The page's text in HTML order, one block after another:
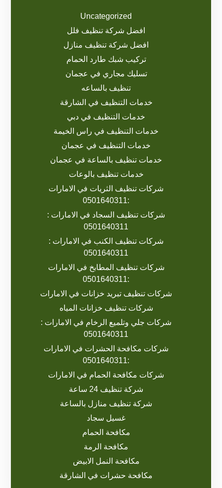
Uncategorized
افضل شركة تنظيف فلل
افضل شركة تنظيف منازل
تركيب شبك طارد الحمام
تسليك مجاري في عجمان
تنظيف بالساعه
خدمات التنظيف في الشارقة
خدمات التنظيف في دبي
خدمات التنظيف في راس الخيمة
خدمات التنظيف في عجمان
خدمات تنظيف بالساعة في عجمان
خدمات تنظيف بالوعات
شركات تنظيف الثريات في الامارات
:0501640311
شركات تنظيف السجاد في الامارات :
0501640311
شركات تنظيف الكنب في الامارات :
0501640311
شركات تنظيف المطابخ في الامارات
:0501640311
شركات تنظيف تبريد خزانات في الامارات
شركات تنظيف خزانات المياه
شركات جلي وتلميع الرخام في الامارات :
0501640311
شركات مكافحة الحشرات في الامارات
:0501640311
شركات مكافحة الحمام في الامارات
شركة تنظيف 24 ساعة
شركة تنظيف منازل بالساعة
غسيل سجاد
مكافحة الحمام
مكافحة الرمة
مكافحة النمل الابيض
مكافحة حشرات في الشارقة